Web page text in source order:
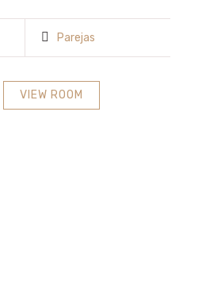
Parejas
VIEW ROOM